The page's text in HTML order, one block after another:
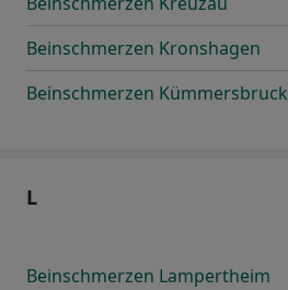
Beinschmerzen Kronshagen
Beinschmerzen Kümmersbruck
L
Beinschmerzen Lampertheim